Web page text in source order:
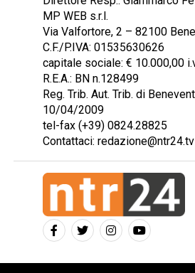
MP WEB s.r.l.
Via Valfortore, 2 – 82100
C.F./P.IVA: 01535630626
capitale sociale: € 10.000,00
R.E.A.: BN n.128499
Reg. Trib. Aut. Trib. di
10/04/2009
tel-fax (+39) 0824.28825
Contattaci: redazione@ntr24.tv